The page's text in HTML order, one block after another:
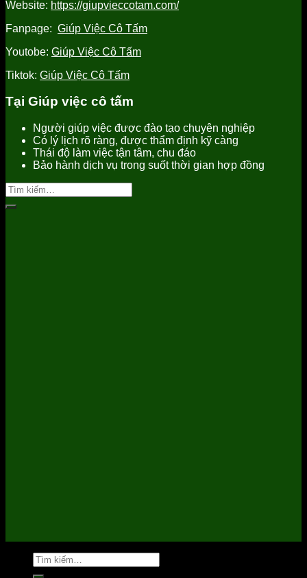
Website: https://giupvieccotam.com/
Fanpage: Giúp Việc Cô Tấm
Youtobe: Giúp Việc Cô Tấm
Tiktok: Giúp Việc Cô Tấm
Tại Giúp việc cô tấm
Người giúp việc được đào tạo chuyên nghiệp
Có lý lịch rõ ràng, được thẩm định kỹ càng
Thái độ làm việc tận tâm, chu đáo
Bảo hành dịch vụ trong suốt thời gian hợp đồng
Tìm
kiếm:
Tìm
kiếm: